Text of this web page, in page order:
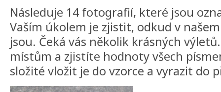
Následuje 14 fotografií, které jsou
Vaším úkolem je zjistit, odkud v
jsou. Čeká vás několik krásných
místům a zjistíte hodnoty všech
složité vložit je do vzorce a vyrazit do